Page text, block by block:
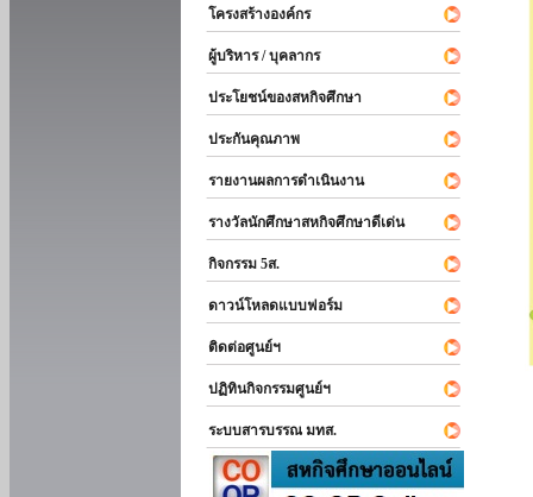
โครงสร้างองค์กร
ผู้บริหาร / บุคลากร
ประโยชน์ของสหกิจศึกษา
ประกันคุณภาพ
รายงานผลการดำเนินงาน
รางวัลนักศึกษาสหกิจศึกษาดีเด่น
กิจกรรม 5ส.
ดาวน์โหลดแบบฟอร์ม
ติดต่อศูนย์ฯ
ปฏิทินกิจกรรมศูนย์ฯ
ระบบสารบรรณ มทส.